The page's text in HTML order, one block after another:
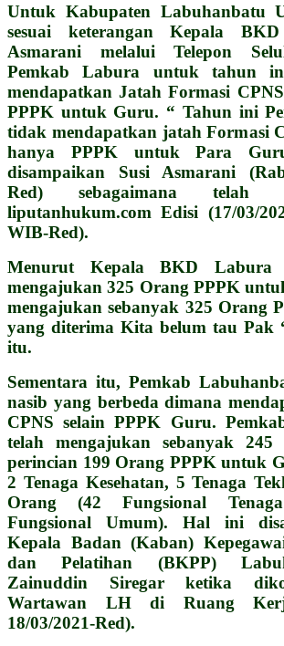
Untuk Kabupaten Labuhanbatu
sesuai keterangan Kepala
Asmarani melalui Telepon
Pemkab Labura untuk tahun
mendapatkan Jatah Formasi
PPPK untuk Guru. “ Tahun ini
tidak mendapatkan jatah Formasi
hanya PPPK untuk Para
disampaikan Susi Asmarani
Red) sebagaimana telah
liputanhukum.com Edisi (17/03/
WIB-Red).
Menurut Kepala BKD Labura
mengajukan 325 Orang PPPK
mengajukan sebanyak 325 Orang
yang diterima Kita belum tau Pak
itu.
Sementara itu, Pemkab
nasib yang berbeda dimana
CPNS selain PPPK Guru.
telah mengajukan sebanyak 245
perincian 199 Orang PPPK untuk
2 Tenaga Kesehatan, 5 Tenaga
Orang (42 Fungsional
Fungsional Umum). Hal ini
Kepala Badan (Kaban)
dan Pelatihan (BKPP)
Zainuddin Siregar ketika
Wartawan LH di Ruang
18/03/2021-Red).